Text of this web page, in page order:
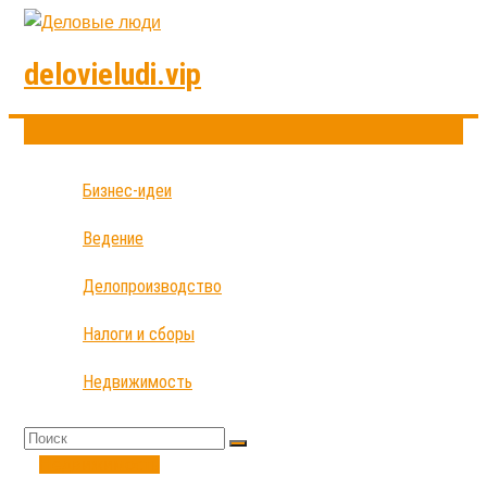
delovieludi.vip
Бизнес-идеи
Ведение
Делопроизводство
Налоги и сборы
Недвижимость